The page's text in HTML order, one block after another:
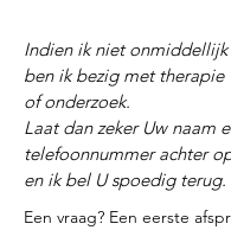
Indien ik niet
ben ik bezig met therapie
of onderzoek.
Laat dan zeker Uw naam
telefoonnummer achter
en ik bel U spoedig terug.
Een vraag? Een eerste